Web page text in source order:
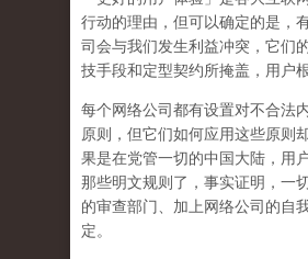
行动的理由，但可以确定的是，
司会与我们发生利益冲突，它们
技手段和定型契约所掩盖，用户
每个网络公司都有设置对不合法
原则，但它们如何应用这些原则
果是在党管一切的中国大陆，用
那些明文规则了，事实证明， 一
的审查部门、加上网络公司的自
定。